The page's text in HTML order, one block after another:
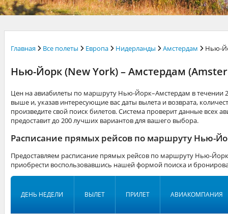
Главная Все полеты Европа Нидерланды Амстердам Нью-
Нью-Йорк (New York) – Амстердам
Цен на авиабилеты по маршруту Нью-Йорк–Амстердам в течении
выше и, указав интересующие вас даты вылета и возврата,
произведите свой поиск билетов. Система проверит данные
предоставит до 200 лучших вариантов для вашего выбора.
Расписание прямых рейсов по маршруту Нью-
Предоставляем расписание прямых рейсов по маршруту Нью-
приобрести воспользовавшись нашей формой поиска и
ДЕНЬ НЕДЕЛИ ВЫЛЕТ ПРИЛЕТ АВИАКОМПАНИЯ